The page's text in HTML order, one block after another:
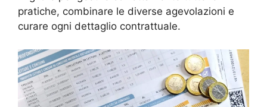
pratiche, combinare le diverse agevolazioni e
curare ogni dettaglio contrattuale.